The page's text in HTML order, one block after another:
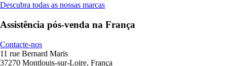
Descubra todas as nossas marcas
Assistência pós-venda na França
Contacte-nos
11 rue Bernard Maris
37270 Montlouis-sur-Loire, França